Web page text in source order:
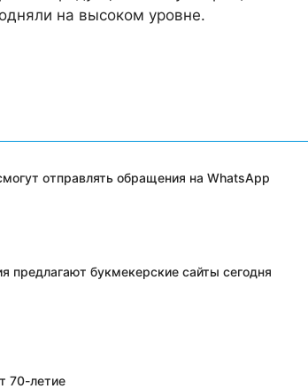
на высоком уровне.
отправлять обращения на WhatsApp
предлагают букмекерские сайты сегодня
70-летие